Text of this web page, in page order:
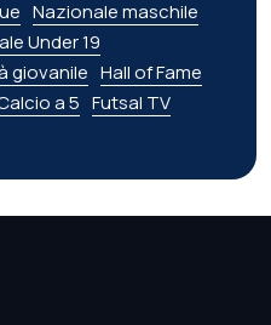
Nazionale maschile
Under 19
giovanile Hall of Fame
a 5 Futsal TV